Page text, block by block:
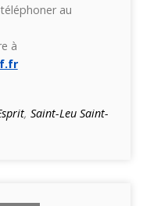
au
à
, Saint-Leu Saint-